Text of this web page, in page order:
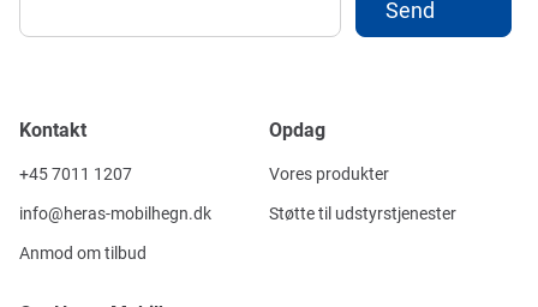
Kontakt
+45 7011 1207
info@heras-mobilhegn.dk
Anmod om tilbud
Opdag
Vores produkter
Støtte til udstyrstjenester